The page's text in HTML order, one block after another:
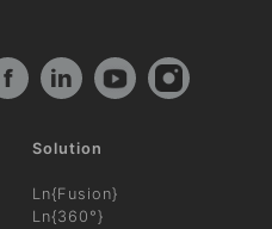
f in
Solution
Ln{Fusion}
Ln{360°}